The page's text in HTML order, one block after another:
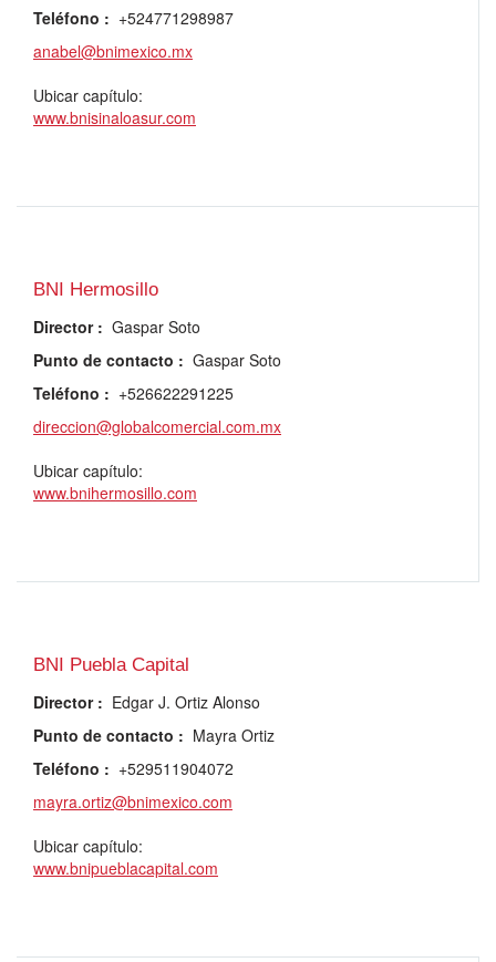
Teléfono : +524771298987
anabel@bnimexico.mx
Ubicar capítulo:
www.bnisinaloasur.com
BNI Hermosillo
Director : Gaspar Soto
Punto de contacto : Gaspar Soto
Teléfono : +526622291225
direccion@globalcomercial.com.mx
Ubicar capítulo:
www.bnihermosillo.com
BNI Puebla Capital
Director : Edgar J. Ortiz Alonso
Punto de contacto : Mayra Ortiz
Teléfono : +529511904072
mayra.ortiz@bnimexico.com
Ubicar capítulo:
www.bnipueblacapital.com